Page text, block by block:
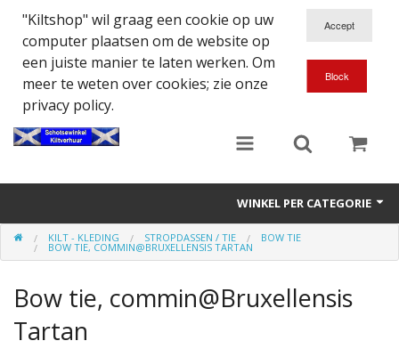
"Kiltshop" wil graag een cookie op uw
computer plaatsen om de website op
een juiste manier te laten werken. Om
meer te weten over cookies; zie onze
privacy policy.
WINKEL PER CATEGORIE
Accessoires
Eten en Drinken
KILT - KLEDING STROPDASSEN / TIE BOW TIE
BOW TIE, COMMIN@BRUXELLENSIS TARTAN
Bow tie, commin@Bruxellensis
Tartan